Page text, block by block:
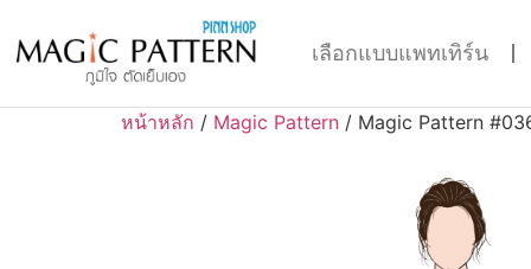
เลือกแบบแพทเทิร์น
หน้าหลัก / Magic Pattern / Magic Pattern